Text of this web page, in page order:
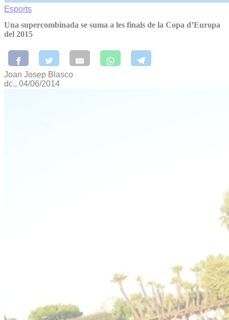
Esports
Una supercombinada se suma a les finals de la Copa d’Europa
del 2015
Joan Josep Blasco
dc., 04/06/2014